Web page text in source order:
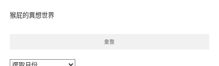
猴屁的異想世界
彙整
彙